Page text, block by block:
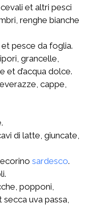
et altri pesci
renghe bianche
pesce da foglia.
grancelle,
et d’acqua dolce.
cappe,
di latte, giuncate,
sardesco.
popponi,
uva passa,